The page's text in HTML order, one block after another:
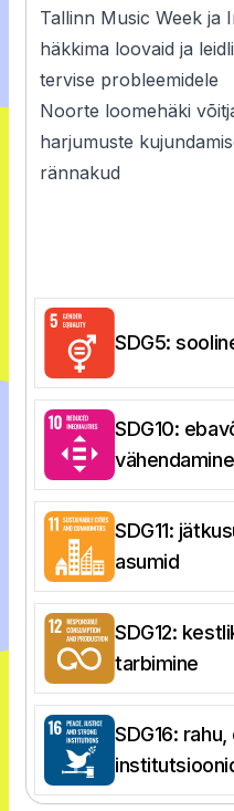
Tallinn Music Week
häkkima loovaid ja
tervise probleemidele
Noorte loomehäki
harjumuste
rännakud
SDG5:
SDG10:
vähendamine
SDG11:
asumid
SDG12:
tarbimine
SDG16: